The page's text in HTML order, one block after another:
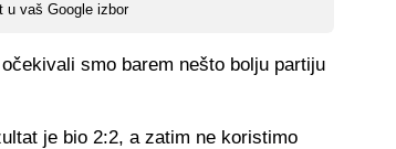
u vaš Google izbor
smo barem nešto bolju partiju
je bio 2:2, a zatim ne koristimo